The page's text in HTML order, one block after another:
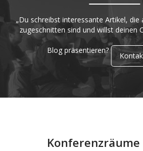
„Du schreibst interessante Artikel, die
zugeschnitten sind und willst deinen
Blog präsentieren?